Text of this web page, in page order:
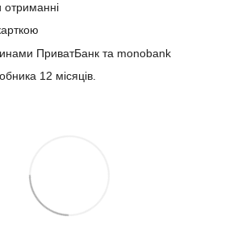
отриманні
ПриватБанк та monobank
12 місяців.